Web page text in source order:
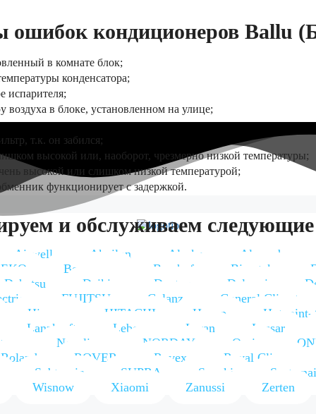
ошибок кондиционеров Ballu
в комнате блок;
конденсатора;
испарителя;
воздуха в блоке, установленном на улице;
т.к. он забился;
высокой или, наоборот, чрезмерно низкой температуры;
высокой или слишком низкой температурой;
функционирует с задержкой.
и обслуживаем
Airwell Akvilon Alaska
Alecord
Bergmann Besshof Bimatek
Dahatsu
Daikin Dantex Delongi
FUJITSU Galanz
General Climate
Hisense
HITACHI Hoapp
Hotpoint-
Lanzkraft
Leberg Leran
Lessar
Neoclima NORDAY Oasis
Roland
ROVER Rovex
Royal Clima
Subtropic
SUPRA Suzuki
Wisnow
Xiaomi Zanussi Zerten